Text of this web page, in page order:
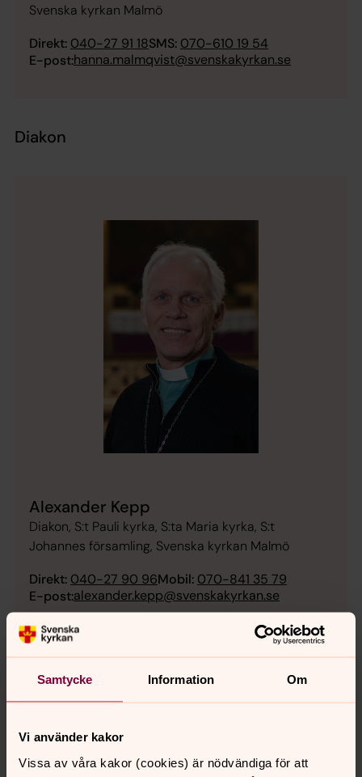
Samtycke Information Om
Vi använder kakor
Vissa av våra kakor (cookies) är nödvändiga för att
Svenska kyrkan Malmö
Direkt: 040-27 91 18SMS: 070-610 19 54
E-post:hanna.malmqvist@svenskakyrkan.se
Diakon
Alexander Kepp
Diakon, S:t Pauli kyrka, S:ta Maria kyrka, S:t
Johannes församling, Svenska kyrkan Malmö
Direkt: 040-27 90 96Mobil: 070-841 35 79
E-post:alexander.kepp@svenskakyrkan.se
Musiker